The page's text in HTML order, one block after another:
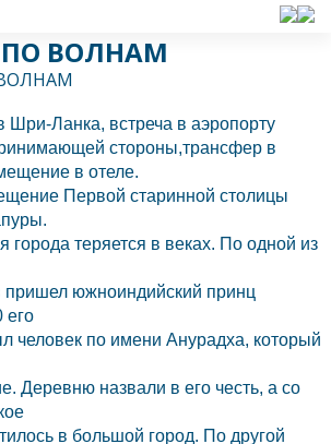
ВОЛНАМ
Ланка, встреча в аэропорту
стороны,трансфер в
в отеле.
Первой старинной столицы
города теряется в веках. По одной из
пришел южноиндийский принц
его
человек по имени Анурадха, который
Деревню назвали в его честь, а со
в большой город. По другой